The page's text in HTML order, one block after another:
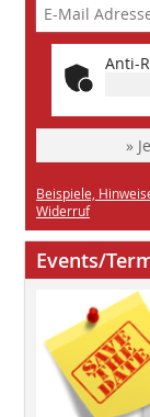
Anti-
»
Beispiele,
Widerruf
Events/